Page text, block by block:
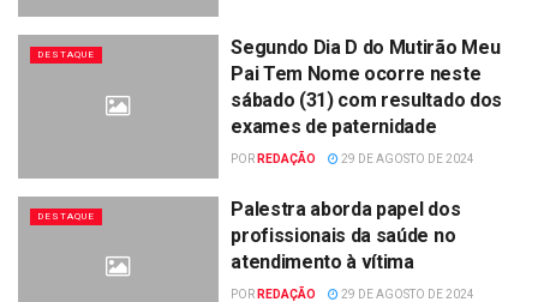
DESTAQUE
Segundo Dia D do Mutirão Meu
Pai Tem Nome ocorre neste
sábado (31) com resultado dos
exames de paternidade
POR REDAÇÃO 29 DE AGOSTO DE 2024
DESTAQUE
Palestra aborda papel dos
profissionais da saúde no
atendimento à vítima
POR REDAÇÃO 29 DE AGOSTO DE 2024